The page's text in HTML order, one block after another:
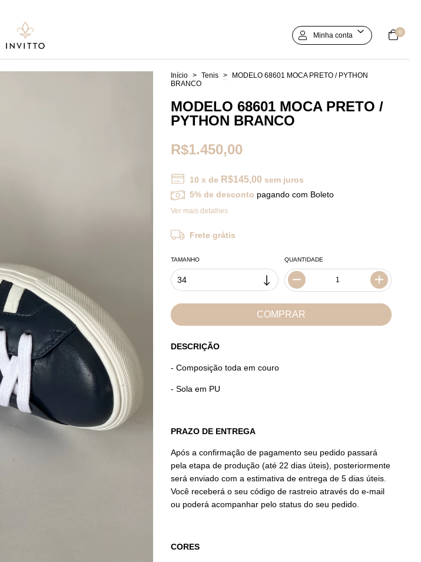
Minha conta 0
Início > Tenis >
MODELO 68601 MOCA PRETO / PYTHON
BRANCO
MODELO 68601 MOCA PRETO /
PYTHON BRANCO
R$1.450,00
10 x de R$145,00 sem juros
5% de desconto pagando com Boleto
Ver mais detalhes
Frete grátis
TAMANHO QUANTIDADE
DESCRIÇÃO
- Composição toda em couro
- Sola em PU
PRAZO DE ENTREGA
Após a confirmação de pagamento seu pedido passará
pela etapa de produção (até 22 dias úteis), posteriormente
será enviado com a estimativa de entrega de 5 dias úteis.
Você receberá o seu código de rastreio através do e-mail
ou poderá acompanhar pelo status do seu pedido.
CORES